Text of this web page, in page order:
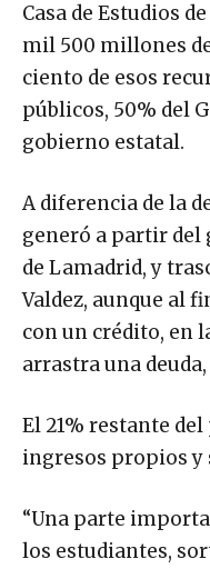
Casa de Estudios
mil 500 millones
ciento de esos
públicos, 50% del
gobierno estatal.
A diferencia de la
generó a partir del
de Lamadrid, y
Valdez, aunque al
con un crédito, en
arrastra una
El 21% restante
ingresos propios y
“Una parte
los estudiantes,